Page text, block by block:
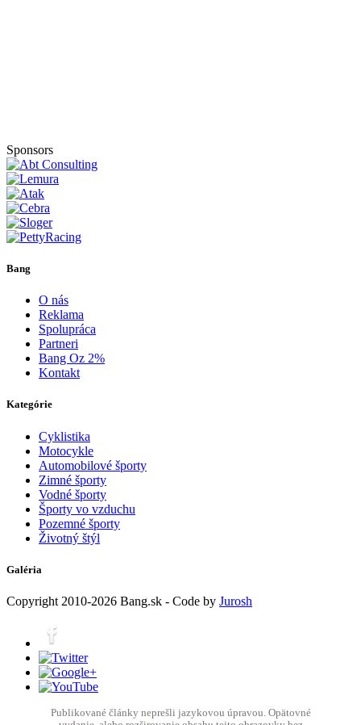
Sponsors
Bang
O nás
Reklama
Spolupráca
Partneri
Bang Oz 2%
Kontakt
Kategórie
Cyklistika
Motocykle
Automobilové športy
Zimné športy
Vodné športy
Športy vo vzduchu
Pozemné športy
Životný štýl
Galéria
Copyright 2010-2026 Bang.sk - Code by Jurosh
Publikované články neprešli jazykovou úpravou. Opätovné